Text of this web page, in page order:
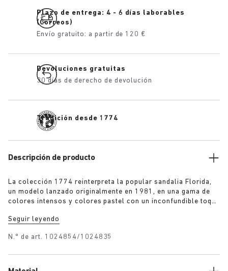
Plazo de entrega: 4 - 6 días laborables
(Correos)
Envío gratuito: a partir de 120 €
Devoluciones gratuitas
30 días de derecho de devolución
Tradición desde 1774
Descripción de producto
La colección 1774 reinterpreta la popular sandalia Florida,
un modelo lanzado originalmente en 1981, en una gama de
colores intensos y colores pastel con un inconfundible toque
materiales de primera calidad procedentes de Europa y
para un ajuste perfecto.
Seguir leyendo
N.º de art. 1024854/1024835